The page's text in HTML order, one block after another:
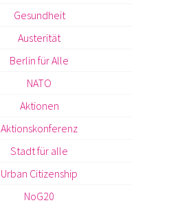
Gesundheit
Austerität
Berlin für Alle
NATO
Aktionen
Aktionskonferenz
Stadt für alle
Urban Citizenship
NoG20